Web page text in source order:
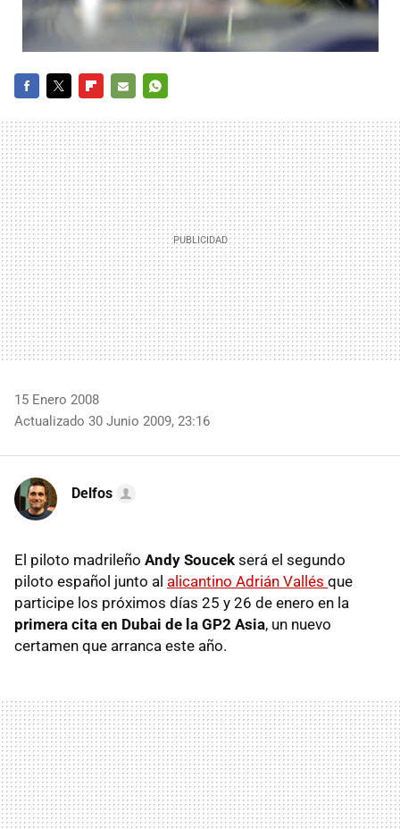
MAIL
15 Enero 2008
Actualizado 30 Junio 2009, 23:16
Delfos
El piloto madrileño Andy Soucek será el segundo
piloto español junto al alicantino Adrián Vallés que
participe los próximos días 25 y 26 de enero en la
primera cita en Dubai de la GP2 Asia, un nuevo
certamen que arranca este año.